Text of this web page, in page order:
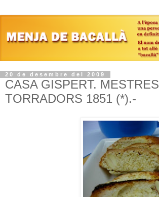
20 de desembre del 2009
CASA GISPERT. MESTRES
TORRADORS 1851 (*).-